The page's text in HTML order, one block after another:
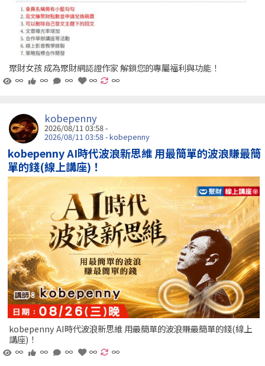
聚財女孩 成為聚財網認證作家 解鎖您的專屬福利與功能！
∞
∞ ∞ ∞ ∞
kobepenny
2026/08/11 03:58 -
2026/08/11 03:58 - kobepenny
kobepenny AI時代波浪新思維 用最簡單的波浪賺最簡
單的錢(線上講座)！
kobepenny AI時代波浪新思維 用最簡單的波浪賺最簡單的錢(線上
講座)！
∞
∞ ∞ ∞ ∞